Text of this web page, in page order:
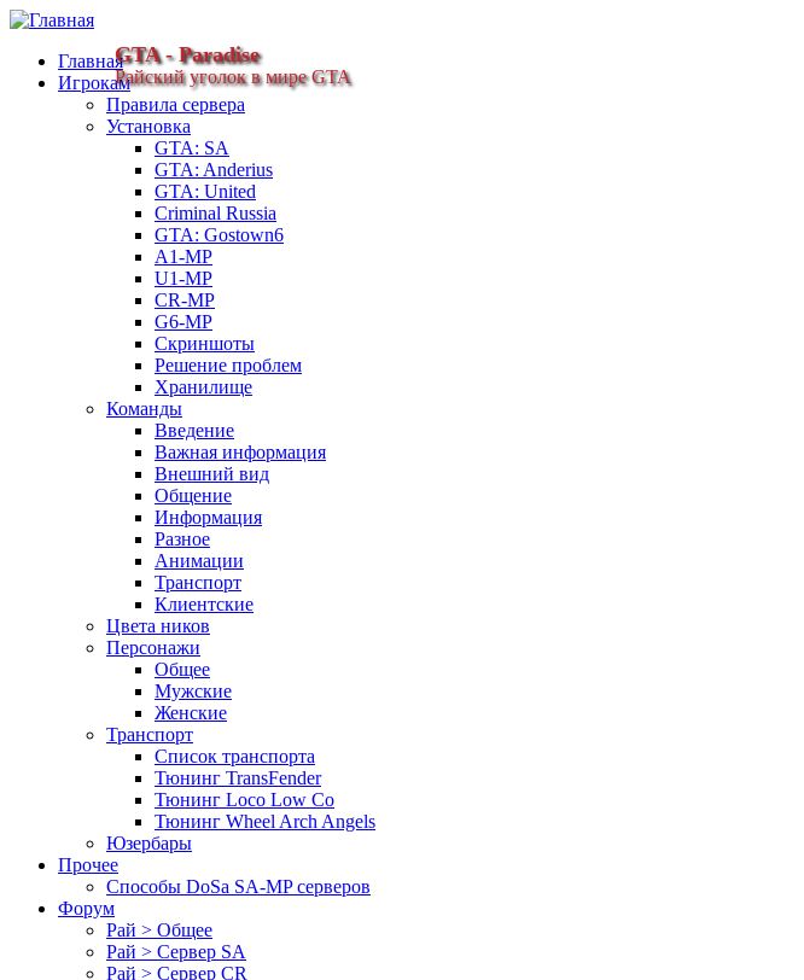
GTA - Paradise
Райский уголок в мире GTA
Главная
Игрокам
Правила сервера
Установка
GTA: SA
GTA: Anderius
GTA: United
Criminal Russia
GTA: Gostown6
A1-MP
U1-MP
CR-MP
G6-MP
Скриншоты
Решение проблем
Хранилище
Команды
Введение
Важная информация
Внешний вид
Общение
Информация
Разное
Анимации
Транспорт
Клиентские
Цвета ников
Персонажи
Общее
Мужские
Женские
Транспорт
Список транспорта
Тюнинг TransFender
Тюнинг Loco Low Co
Тюнинг Wheel Arch Angels
Юзербары
Прочее
Cпособы DoSа SA-MP серверов
Форум
Рай > Общее
Рай > Сервер SA
Рай > Сервер CR